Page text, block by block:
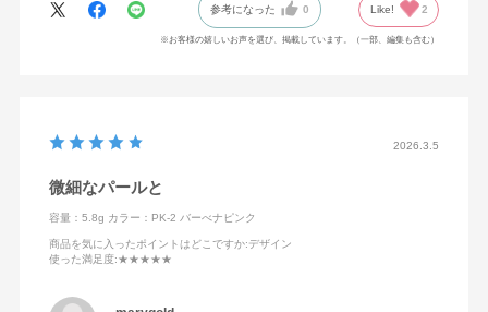
参考になった 0 Like! 2
※お客様の嬉しいお声を選び、掲載しています。（一部、編集も含む）
2026.3.5
微細なパールと
容量：5.8g カラー：PK-2 バーべナピンク
商品を気に入ったポイントはどこですか:デザイン
使った満足度:★★★★★